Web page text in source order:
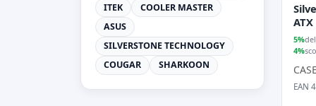
ITEK
COOLER MASTER
ASUS
SILVERSTONE TECHNOLOGY
COUGAR
SHARKOON
5%
4%
EAN